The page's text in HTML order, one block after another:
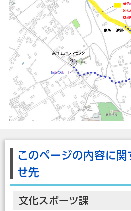
このページの内容に関
せ先
文化スポーツ課